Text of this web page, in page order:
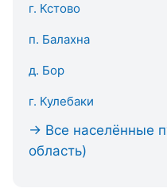
г. Кстово
п. Балахна
д. Бор
г. Кулебаки
→ Все населённые
область)